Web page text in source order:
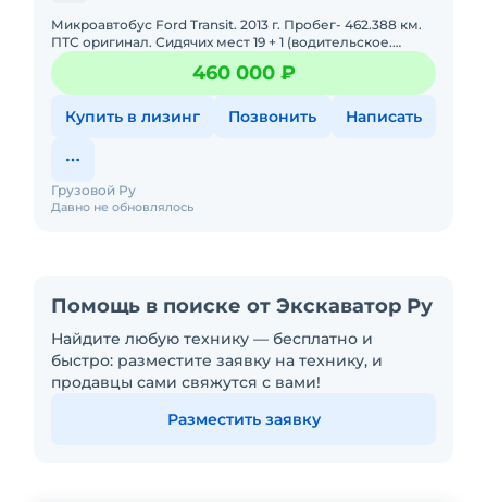
Микроавтобус Ford Transit. 2013 г. Пробег- 462.388 км.
ПТС оригинал. Сидячих мест 19 + 1 (водительское.
Электропривод двери, Вентиляционный аварийный
люк, Элект
460 000 ₽
Купить в лизинг Позвонить Написать
Давно не обновлялось
Грузовой Ру
Помощь в поиске от Экскаватор Ру
Найдите любую технику — бесплатно и
быстро: разместите заявку на технику, и
продавцы сами свяжутся с вами!
Разместить заявку